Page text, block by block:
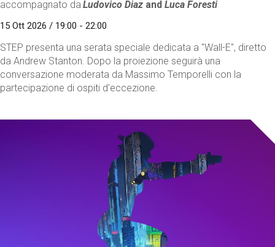
accompagnato da Ludovico Diaz andLuca Foresti
15 Ott 2026 / 19:00 - 22:00
STEP presenta una serata speciale dedicata a "Wall-E", diretto
da Andrew Stanton. Dopo la proiezione seguirà una
conversazione moderata da Massimo Temporelli con la
partecipazione di ospiti d'eccezione.